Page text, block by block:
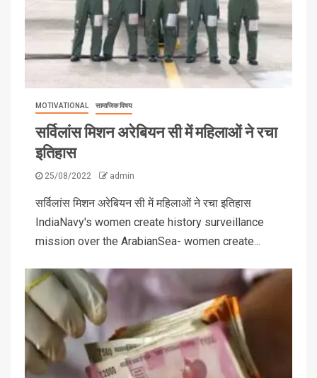
MOTIVATIONAL सामाजिक विषय
सर्विलांस मिशन अरेबियन सी में महिलाओं ने रचा
इतिहास
25/08/2022 admin
सर्विलांस मिशन अरेबियन सी में महिलाओं ने रचा इतिहास
IndiaNavy's women create history surveillance
mission over the ArabianSea- women create...